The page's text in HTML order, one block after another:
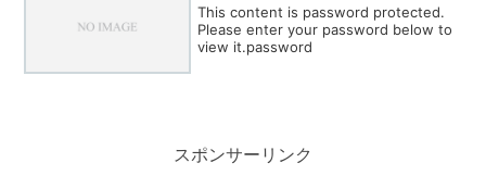
This content is password protected.
Please enter your password below to
view it.password
スポンサーリンク